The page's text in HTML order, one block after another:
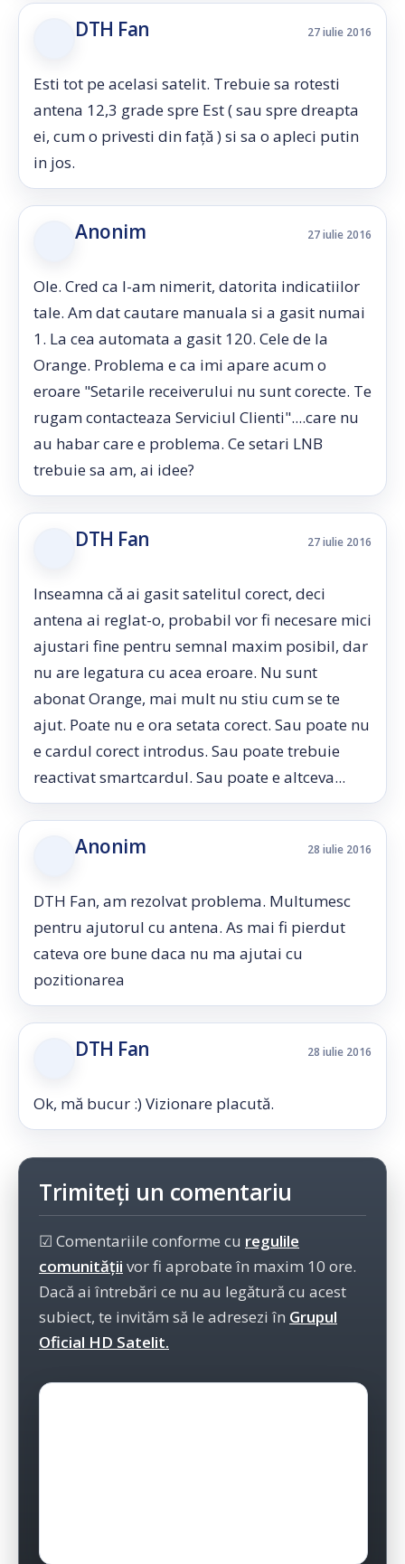
DTH Fan 27 iulie 2016
Esti tot pe acelasi satelit. Trebuie sa rotesti
antena 12,3 grade spre Est ( sau spre dreapta
ei, cum o privesti din față ) si sa o apleci putin
in jos.
Anonim 27 iulie 2016
Ole. Cred ca l-am nimerit, datorita indicatiilor
tale. Am dat cautare manuala si a gasit numai
1. La cea automata a gasit 120. Cele de la
Orange. Problema e ca imi apare acum o
eroare "Setarile receiverului nu sunt corecte. Te
rugam contacteaza Serviciul Clienti"....care nu
au habar care e problema. Ce setari LNB
trebuie sa am, ai idee?
DTH Fan 27 iulie 2016
Inseamna că ai gasit satelitul corect, deci
antena ai reglat-o, probabil vor fi necesare mici
ajustari fine pentru semnal maxim posibil, dar
nu are legatura cu acea eroare. Nu sunt
abonat Orange, mai mult nu stiu cum se te
ajut. Poate nu e ora setata corect. Sau poate nu
e cardul corect introdus. Sau poate trebuie
reactivat smartcardul. Sau poate e altceva...
Anonim 28 iulie 2016
DTH Fan, am rezolvat problema. Multumesc
pentru ajutorul cu antena. As mai fi pierdut
cateva ore bune daca nu ma ajutai cu
pozitionarea
DTH Fan 28 iulie 2016
Ok, mă bucur :) Vizionare placută.
Trimiteți un comentariu
☑ Comentariile conforme cu regulile
comunității vor fi aprobate în maxim 10 ore.
Dacă ai întrebări ce nu au legătură cu acest
subiect, te invităm să le adresezi în Grupul
Oficial HD Satelit.